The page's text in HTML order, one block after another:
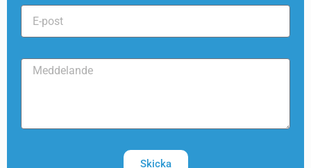
Skicka